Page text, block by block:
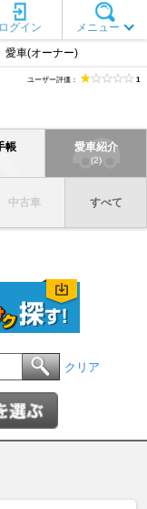
メニュー
ログイン
愛車(オーナー)
ユーザー評価： 1
帳 愛車紹介
(2)
中古車 すべて
クリア